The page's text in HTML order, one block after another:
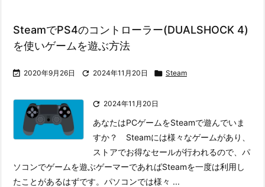
SteamでPS4のコントローラー(DUALSHOCK 4)
を使いゲームを遊ぶ方法
 2020年9月26日  2024年11月20日  Steam
 2024年11月20日
あなたはPCゲームをSteamで遊んでいま
すか？ Steamには様々なゲームがあり、
ストアでお得なセールが行われるので、パ
ソコンでゲームを遊ぶゲーマーであればSteamを一度は利用し
たことがあるはずです。 パソコンでは様々 ...